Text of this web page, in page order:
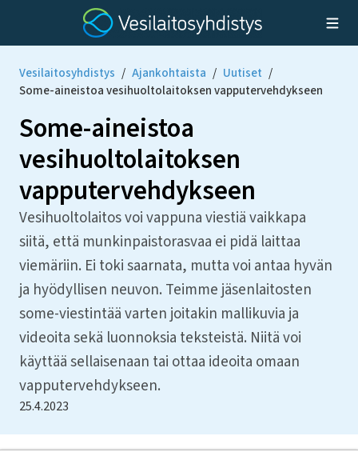
Vesilaitosyhdistys / Ajankohtaista / Uutiset /
Some-aineistoa vesihuoltolaitoksen vapputervehdykseen
Some-aineistoa
vesihuoltolaitoksen
vapputervehdykseen
Vesihuoltolaitos voi vappuna viestiä vaikkapa
siitä, että munkinpaistorasvaa ei pidä laittaa
viemäriin. Ei toki saarnata, mutta voi antaa hyvän
ja hyödyllisen neuvon. Teimme jäsenlaitosten
some-viestintää varten joitakin mallikuvia ja
videoita sekä luonnoksia teksteistä. Niitä voi
käyttää sellaisenaan tai ottaa ideoita omaan
vapputervehdykseen.
25.4.2023